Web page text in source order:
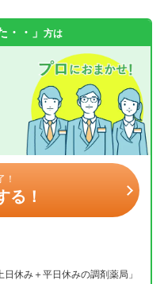
・・」 方は
！
る！
休み＋平日休みの調剤薬局」